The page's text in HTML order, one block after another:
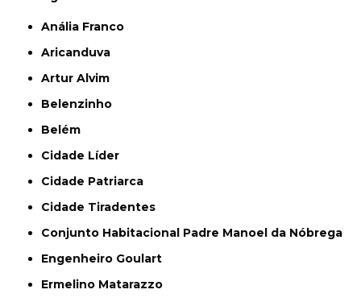
Anália Franco
Aricanduva
Artur Alvim
Belenzinho
Belém
Cidade Líder
Cidade Patriarca
Cidade Tiradentes
Conjunto Habitacional Padre Manoel da Nóbrega
Engenheiro Goulart
Ermelino Matarazzo